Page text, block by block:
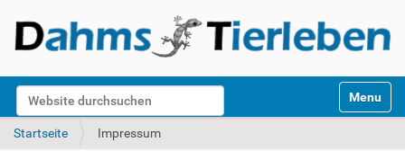
Website durchsuchen
k
Toggle
Startseite Impressum